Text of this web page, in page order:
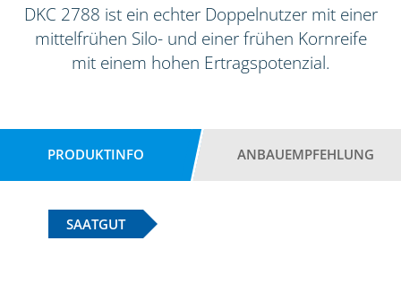
DKC 2788 ist ein echter Doppelnutzer mit einer
mittelfrühen Silo- und einer frühen Kornreife
mit einem hohen Ertragspotenzial.
PRODUKTINFO ANBAUEMPFEHLUNG
SAATGUT